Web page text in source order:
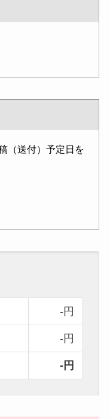
（送付）予定日を
-円
-円
-円